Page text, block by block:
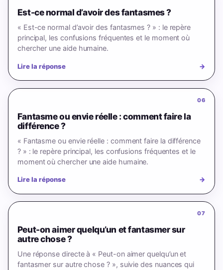
Est-ce normal d’avoir des fantasmes ?
« Est-ce normal d’avoir des fantasmes ? » : le repère
principal, les confusions fréquentes et le moment où
chercher une aide humaine.
Lire la réponse →
06
Fantasme ou envie réelle : comment faire la
différence ?
« Fantasme ou envie réelle : comment faire la différence
? » : le repère principal, les confusions fréquentes et le
moment où chercher une aide humaine.
Lire la réponse →
07
Peut-on aimer quelqu’un et fantasmer sur
autre chose ?
Une réponse directe à « Peut-on aimer quelqu’un et
fantasmer sur autre chose ? », suivie des nuances qui